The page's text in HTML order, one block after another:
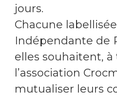
jours.
Chacune
Indépendante de
elles souhaitent, à
l’association
mutualiser leurs